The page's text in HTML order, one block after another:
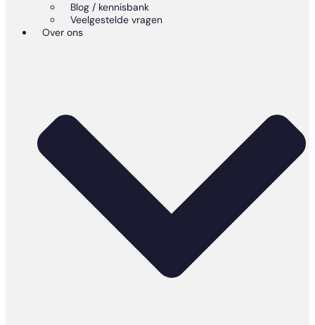
Blog / kennisbank
Veelgestelde vragen
Over ons